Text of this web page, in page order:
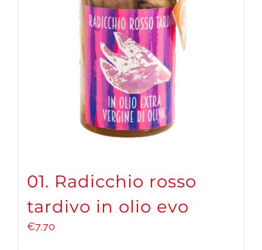
01. Radicchio rosso
tardivo in olio evo
€7,70